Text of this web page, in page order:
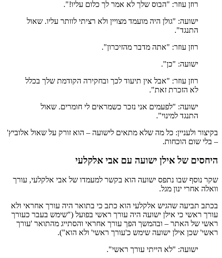
רוזן עוזר: "הבוס שלך לא אמר לך כלום עליו!".
ישועה: "גולן היה מועמד מצויין ולא רציתי לוותר עליו. שאול
התנגד".
רוזן עוזר: "אתה מדבר מהזיכרון".
ישועה: "כן".
רוזן עוזר: "אבל אין תיעוד לכך ובחקירה הקודמת שלך בכלל
לא הזכרת זאת".
ישועה: "לפעמים אני נזכר כשמראים לי חומרים. שאול
התנגד למינוי".
בקיצור ולעניין: כל מה שלא מתאים לישועה – הוא זורק על שאול אלוביץ'
– בלי שום הוכחות.
היחסים של אילן ישועה עם אבי אלקלעי
שקר נוסף שבו נתפס ישועה הוא בקשר למעמדו של אבי אלקלעי, עורך
וואלה אחרי ינון מגל.
בכתב תביעה שהגיש אלקלעי הוא כתב כי בתואר היה עורך אחראי ולא
עורך ראשי כי אילן ישועה היה עורך ראשי בפועל ("שימש בעבר כעורך
ראשי של האתר – ובהמשך הפך עורך אחראי והסתייג מהתואר 'עורך
ראשי' שכן אילן ישועה שימש כ'עורך ראשי' ולא הוא").
ישועה: "לא הייתי עורך ראשי".